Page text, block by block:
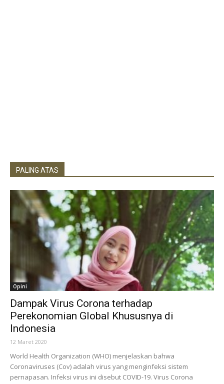
PALING ATAS
Opini
Dampak Virus Corona terhadap
Perekonomian Global Khususnya di
Indonesia
12 Maret 2020
World Health Organization (WHO) menjelaskan bahwa
Coronaviruses (Cov) adalah virus yang menginfeksi sistem
pernapasan. Infeksi virus ini disebut COVID-19. Virus Corona